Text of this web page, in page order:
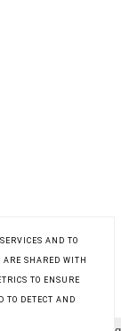
AND TO
SHARED WITH
TO ENSURE
TO DETECT AND